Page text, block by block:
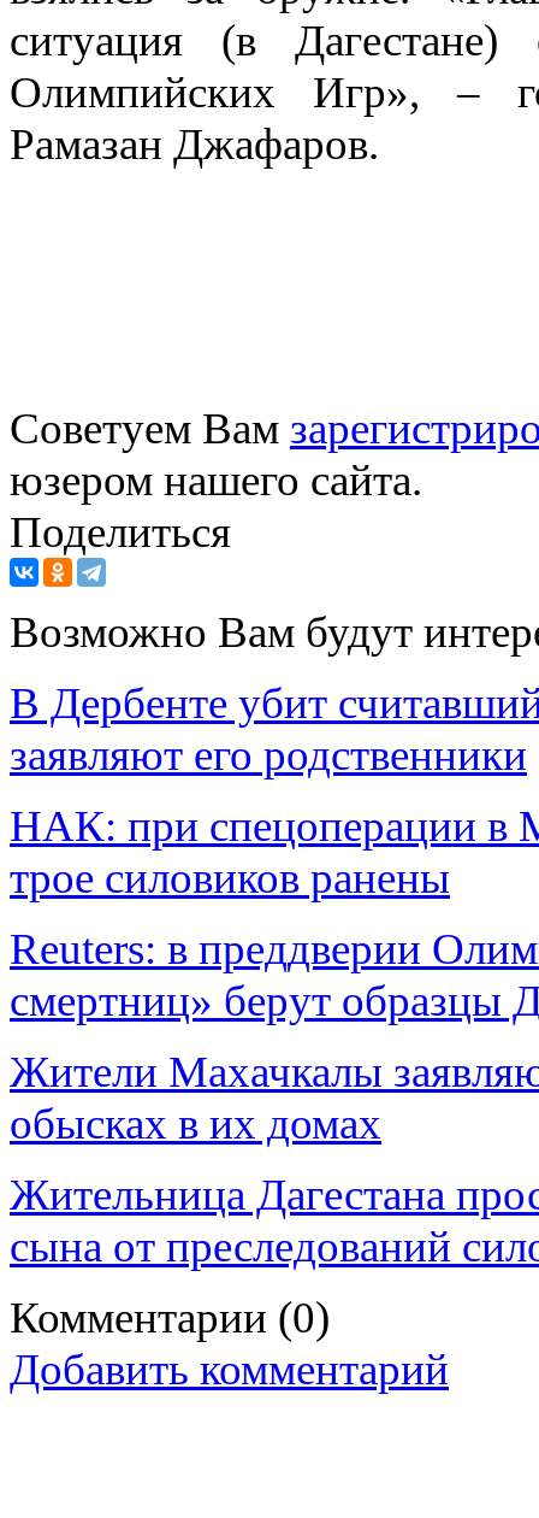
ситуация (в
Олимпийских Игр», –
Рамазан Джафаров.
Советуем Вам
юзером нашего сайта.
Поделиться
Возможно Вам будут
В Дербенте убит
заявляют его родственники
НАК: при спецоперации в
трое силовиков ранены
Reuters: в преддверии
смертниц» берут образцы
Жители Махачкалы
обысках в их домах
Жительница Дагестана
сына от преследований
Комментарии (0)
Добавить комментарий